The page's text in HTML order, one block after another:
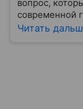
вопрос,
современной
все больше
Читать